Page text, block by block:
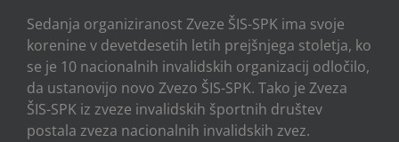
Sedanja organiziranost Zveze ŠIS-SPK ima svoje
korenine v devetdesetih letih prejšnjega stoletja, ko
se je 10 nacionalnih invalidskih organizacij odločilo,
da ustanovijo novo Zvezo ŠIS-SPK. Tako je Zveza
ŠIS-SPK iz zveze invalidskih športnih društev
postala zveza nacionalnih invalidskih zvez.